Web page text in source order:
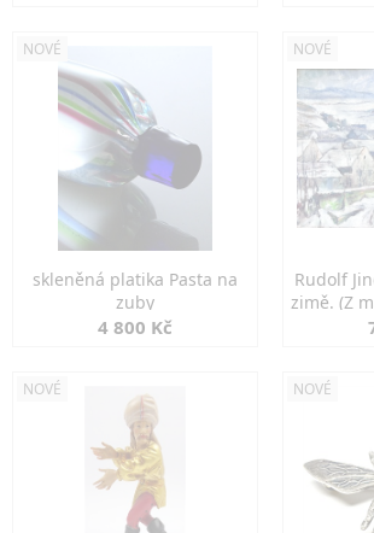
NOVÉ
skleněná platika Pasta na
zuby
4 800 Kč
NOVÉ
Rudolf
zimě. (Z
NOVÉ NOVÉ